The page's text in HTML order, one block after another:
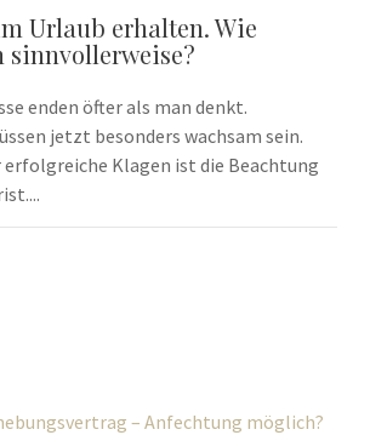
Urlaub erhalten. Wie
sinnvollerweise?
enden öfter als man denkt.
jetzt besonders wachsam sein.
erfolgreiche Klagen ist die Beachtung
– Anfechtung möglich?